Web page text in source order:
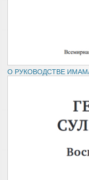
‍‍О РУКОВОДСТВЕ